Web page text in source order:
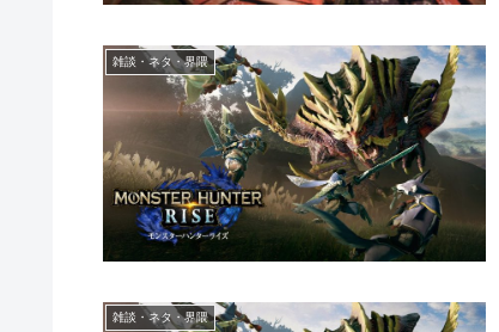
雑談・ネタ・界隈
雑談・ネタ・界隈